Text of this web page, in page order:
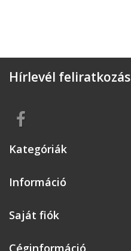
Hírlevél feliratkozás
Kategóriák
Információ
Saját fiók
Céginformáció